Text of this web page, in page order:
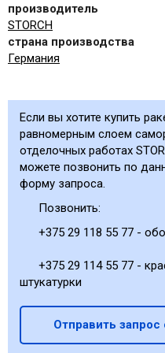
производитель
STORCH
страна производства
Германия
Если вы хотите купить
равномерным слоем
отделочных работах
можете позвонить по
форму запроса.
Позвонить:
+375 29 118 55 77 -
+375 29 114 55 77 -
штукатурки
Отправить запрос